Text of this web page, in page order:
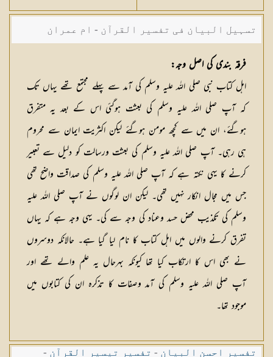
تسہیل البیان فی تفسیر القرآن - ام عمران
شکیلہ بنت میاں فضل حسین
فرقہ بندی كی اصل وجہ:
اہل كتاب نبی صلی اللہ علیہ وسلم كی آمد سے پہلے مجتمع تھے یہاں تك
كہ آپ صلی اللہ علیہ وسلم كی بعثت ہوگئی اس كے بعد یہ متفرق
ہوگئے، ان میں سے كچھ مومن ہوگئے لیكن اكثریت ایمان سے محروم
ہی رہی۔ آپ صلی اللہ علیہ وسلم كی بعثت ورسالت كو دلیل سے تعبیر
كرنے كا یہی نكتہ ہے كہ آپ صلی اللہ علیہ وسلم كی صداقت واضح تھی
جس میں مجال انكار نہیں تھی۔ لیكن ان لوگوں نے آپ صلی اللہ علیہ
وسلم كی تكذیب محض حسد وعناد كی وجہ سے كی۔ یہی وجہ ہے كہ یہاں
تفرق كرنے والوں میں اہل كتاب كا نام لیا گیا ہے۔ حالانكہ دوسروں
نے بھی اس كا ارتكاب كیا تھا كیونكہ بہرحال یہ علم والے تھے اور
آپ صلی اللہ علیہ وسلم كی آمد وصفات كا تذكرہ ان كی كتابوں میں
موجود تھا۔
تفسیر احسن البیان - تفسیر تیسیر القرآن -